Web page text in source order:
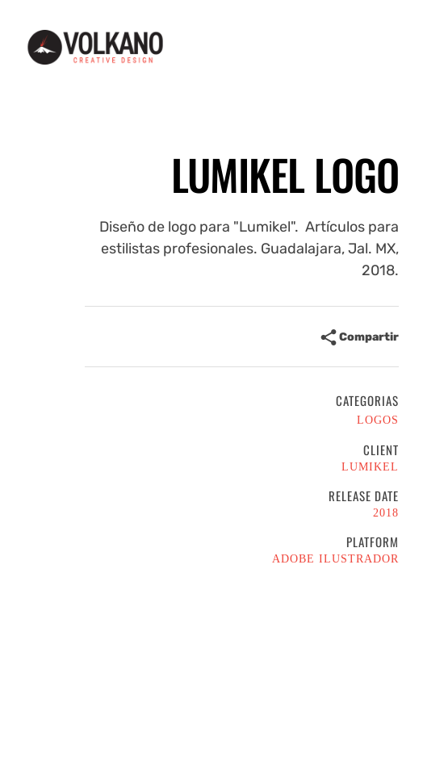
LUMIKEL LOGO
Diseño de logo para "Lumikel". Artículos para
estilistas profesionales. Guadalajara, Jal. MX,
2018.
Compartir
CATEGORIAS
LOGOS
CLIENT
LUMIKEL
RELEASE DATE
2018
PLATFORM
ADOBE ILUSTRADOR